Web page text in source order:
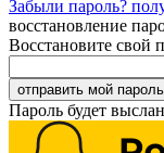
Забыли пароль?
восстановление
Восстановите свой
Пароль будет